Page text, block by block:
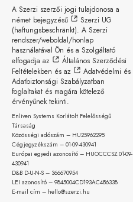
A Szerzi szerzői jogi tulajdonosa a
német bejegyzésű
Szerzi UG
(haftungsbeschränkt). A Szerzi
rendszer/weboldal/honlap
használatával Ön és a Szolgáltató
elfogadja az
Általános Szerződési
Feltételekben és az
Adatvédelmi és
Adatbiztonsági Szabályzatban
foglaltakat és magára kötelező
érvényűnek tekinti.
Enliven Systems Korlátolt Felelősségű
Társaság
Közösségi adószám – HU25962295
Cégjegyzékszám – 01-09-430941
Európai egyedi azonosító – HUOCCCSZ.01-09-
430941
D&B D-U-N-S – 366670954
LEI azonosító – 9845004CD193AC4B6338
E-mail cím – hello@szerzi.hu